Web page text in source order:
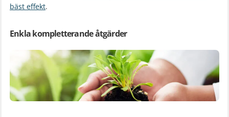
bäst effekt.
Enkla kompletterande åtgärder